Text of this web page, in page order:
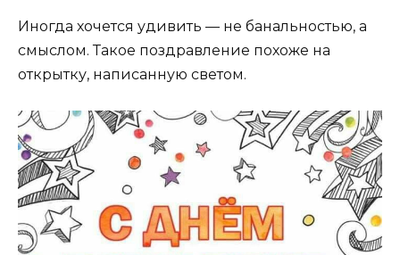
Иногда хочется удивить — не банальностью, а
смыслом. Такое поздравление похоже на
открытку, написанную светом.